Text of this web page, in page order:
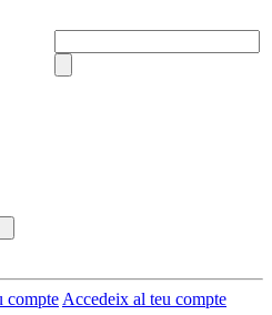
compte Accedeix al teu compte